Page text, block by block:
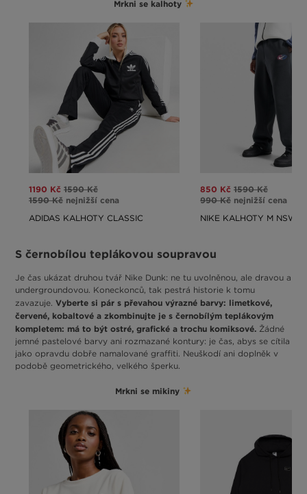
Mrkni se kalhoty
1190 Kč 1590 Kč
1590 Kč nejnižší cena
ADIDAS KALHOTY CLASSIC
850 Kč 1590 Kč
990 Kč nejnižší cena
S černobílou teplákovou soupravou
Je čas ukázat druhou tvář Nike Dunk: ne tu uvolněnou, ale dravou a
undergroundovou. Koneckonců, tak pestrá historie k tomu
zavazuje. Vyberte si pár s převahou výrazné barvy: limetkové,
červené, kobaltové a zkombinujte je s černobílým teplákovým
kompletem: má to být ostré, grafické a trochu komiksové. Žádné
jemné pastelové barvy ani rozmazané kontury: je čas, abys se cítila
jako opravdu dobře namalované graffiti. Neuškodí ani doplněk v
podobě geometrického, velkého šperku.
Mrkni se mikiny